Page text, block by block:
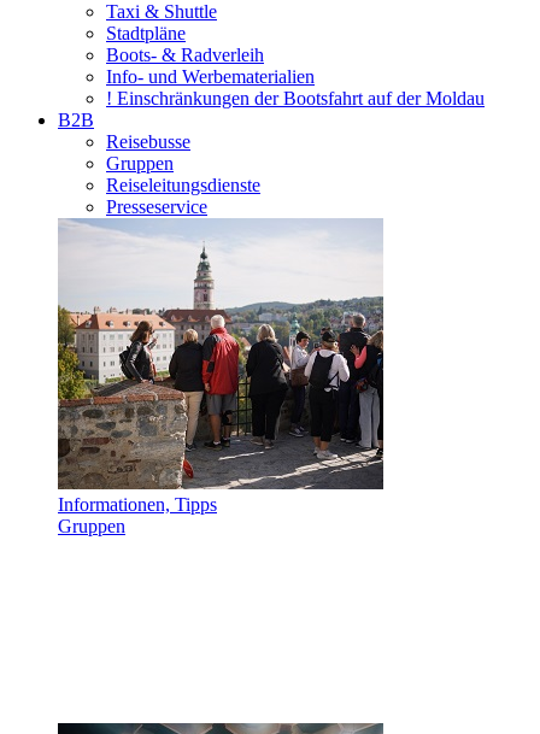
Taxi & Shuttle
Stadtpläne
Boots- & Radverleih
Info- und Werbematerialien
! Einschränkungen der Bootsfahrt auf der Moldau
B2B
Reisebusse
Gruppen
Reiseleitungsdienste
Presseservice
Informationen, Tipps
Gruppen